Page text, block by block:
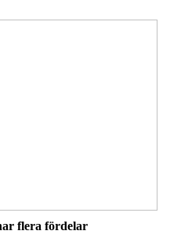
flera fördelar